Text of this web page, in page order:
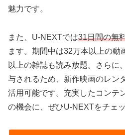
魅力です。
また、U-NEXTでは31日間の無
ます。期間中は32万本以上の動
以上の雑誌も読み放題。さらに
与されるため、新作映画のレン
活用可能です。充実したコンテ
の機会に、ぜひU-NEXTをチェ